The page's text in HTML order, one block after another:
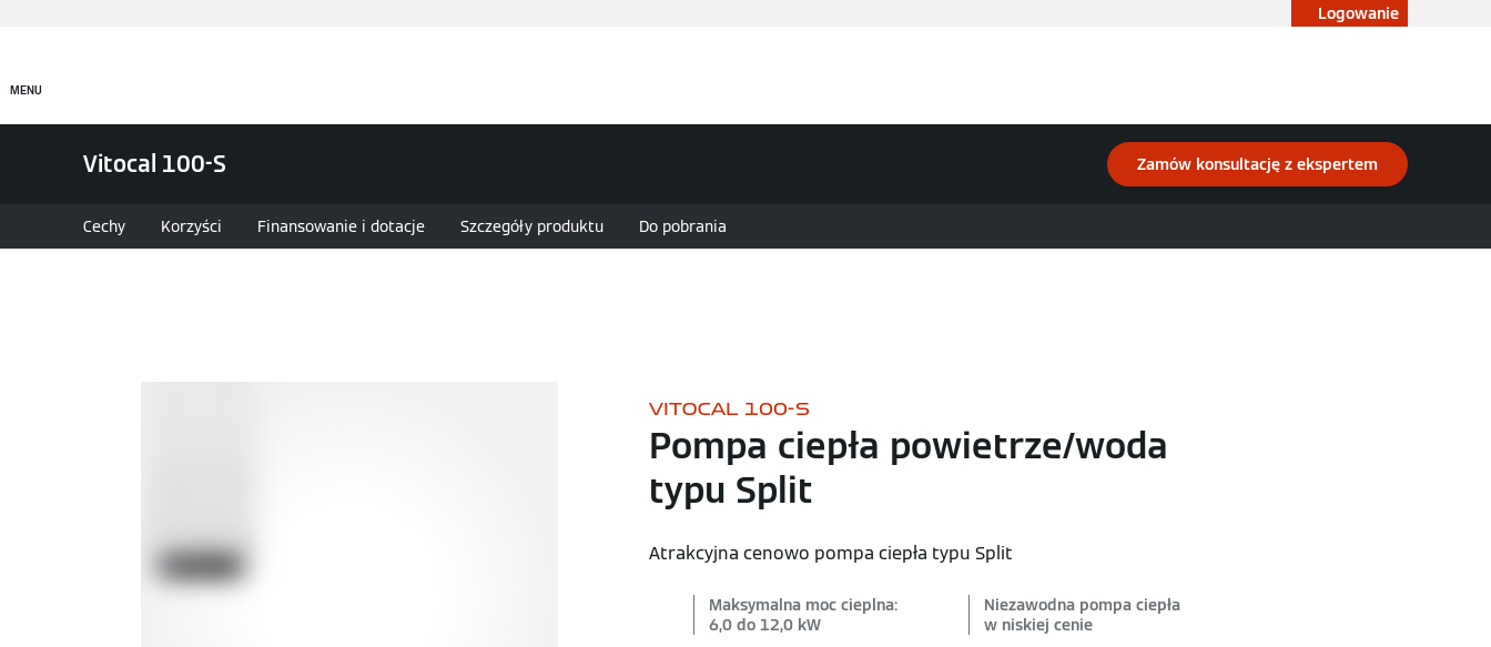
Logowanie
MENU
Vitocal 100-S Zamów konsultację z ekspertem
Cechy Korzyści Finansowanie i dotacje Szczegóły produktu Do pobrania
VITOCAL 100-S
Pompa ciepła powietrze/woda
typu Split
Atrakcyjna cenowo pompa ciepła typu Split
Maksymalna moc cieplna:
6,0 do 12,0 kW
Niezawodna pompa ciepła
w niskiej cenie